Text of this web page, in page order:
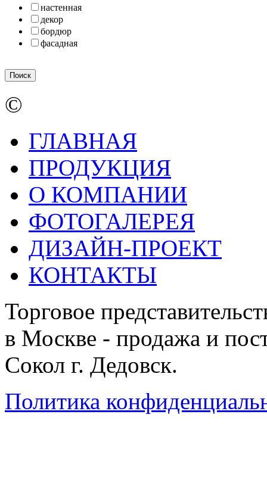
настенная
декор
бордюр
фасадная
©
ГЛАВНАЯ
ПРОДУКЦИЯ
О КОМПАНИИ
ФОТОГАЛЕРЕЯ
ДИЗАЙН-ПРОЕКТ
КОНТАКТЫ
Торговое
в Москве - продажа и
Сокол г. Дедовск.
Политика